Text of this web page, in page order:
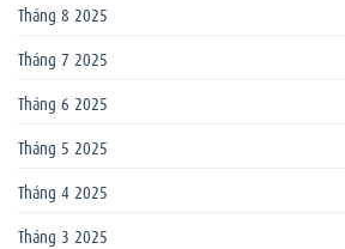
Tháng 8 2025
Tháng 7 2025
Tháng 6 2025
Tháng 5 2025
Tháng 4 2025
Tháng 3 2025